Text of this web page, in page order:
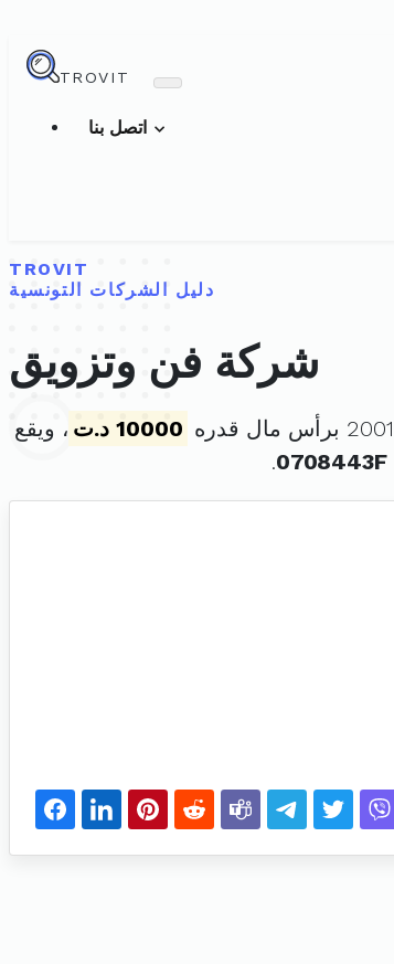
TROVIT
TROVIT
دليل الشركات التونسية
شركة فن وتزويق
10000 د.ت
، ويقع
0708443F
.